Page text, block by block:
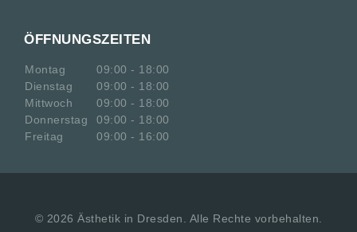
ÖFFNUNGSZEITEN
Montag
09:00 - 18:00
Dienstag
09:00 - 18:00
Mittwoch
09:00 - 18:00
Donnerstag
09:00 - 18:00
Freitag
09:00 - 16:00
© 2026 Ästhetik in Dresden. Alle Rechte vorbehalten.